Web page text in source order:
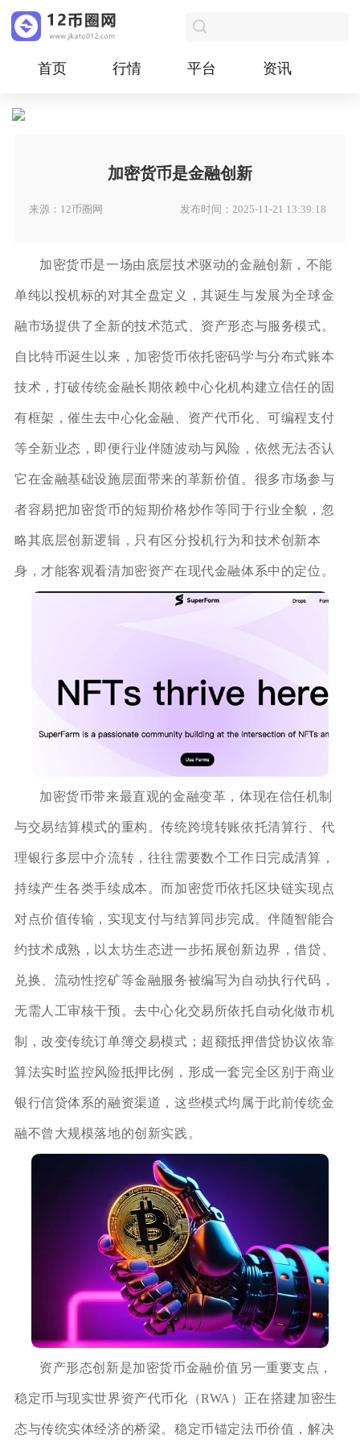
首页 行情 平台 资讯
加密货币是金融创新
来源：12币圈网 发布时间：2025-11-21 13:39:18
加密货币是一场由底层技术驱动的金融创新，不能
单纯以投机标的对其全盘定义，其诞生与发展为全球金
融市场提供了全新的技术范式、资产形态与服务模式。
自比特币诞生以来，加密货币依托密码学与分布式账本
技术，打破传统金融长期依赖中心化机构建立信任的固
有框架，催生去中心化金融、资产代币化、可编程支付
等全新业态，即便行业伴随波动与风险，依然无法否认
它在金融基础设施层面带来的革新价值。很多市场参与
者容易把加密货币的短期价格炒作等同于行业全貌，忽
略其底层创新逻辑，只有区分投机行为和技术创新本
身，才能客观看清加密资产在现代金融体系中的定位。
加密货币带来最直观的金融变革，体现在信任机制
与交易结算模式的重构。传统跨境转账依托清算行、代
理银行多层中介流转，往往需要数个工作日完成清算，
持续产生各类手续成本。而加密货币依托区块链实现点
对点价值传输，实现支付与结算同步完成。伴随智能合
约技术成熟，以太坊生态进一步拓展创新边界，借贷、
兑换、流动性挖矿等金融服务被编写为自动执行代码，
无需人工审核干预。去中心化交易所依托自动化做市机
制，改变传统订单簿交易模式；超额抵押借贷协议依靠
算法实时监控风险抵押比例，形成一套完全区别于商业
银行信贷体系的融资渠道，这些模式均属于此前传统金
融不曾大规模落地的创新实践。
资产形态创新是加密货币金融价值另一重要支点，
稳定币与现实世界资产代币化（RWA）正在搭建加密生
态与传统实体经济的桥梁。稳定币锚定法币价值，解决